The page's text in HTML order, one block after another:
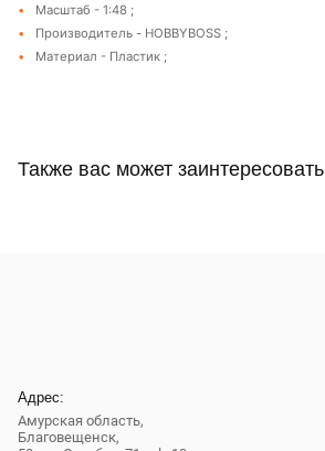
Масштаб - 1:48 ;
Производитель - HOBBYBOSS ;
Материал - Пластик ;
Также вас может заинтересовать
Адрес:
Амурская область,
Благовещенск,